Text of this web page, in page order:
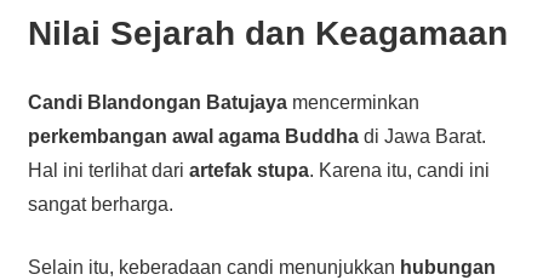
Nilai Sejarah dan Keagamaan
Candi Blandongan Batujayamencerminkan
perkembangan awal agama Buddhadi Jawa Barat.
Hal ini terlihat dari artefak stupa. Karena itu, candi ini
sangat berharga.
Selain itu, keberadaan candi menunjukkan hubungan